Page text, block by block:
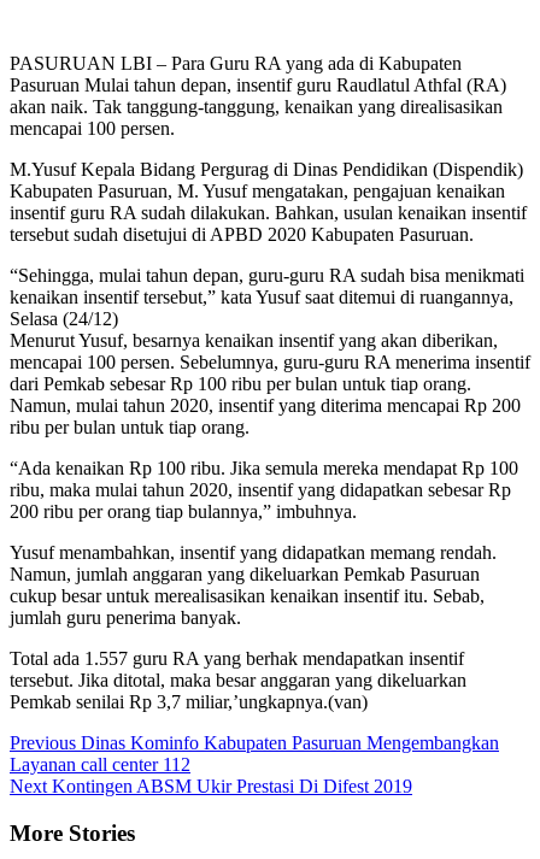
PASURUAN LBI – Para Guru RA yang ada di Kabupaten
Pasuruan Mulai tahun depan, insentif guru Raudlatul Athfal (RA)
akan naik. Tak tanggung-tanggung, kenaikan yang direalisasikan
mencapai 100 persen.
M.Yusuf Kepala Bidang Pergurag di Dinas Pendidikan (Dispendik)
Kabupaten Pasuruan, M. Yusuf mengatakan, pengajuan kenaikan
insentif guru RA sudah dilakukan. Bahkan, usulan kenaikan insentif
tersebut sudah disetujui di APBD 2020 Kabupaten Pasuruan.
“Sehingga, mulai tahun depan, guru-guru RA sudah bisa menikmati
kenaikan insentif tersebut,” kata Yusuf saat ditemui di ruangannya,
Selasa (24/12)
Menurut Yusuf, besarnya kenaikan insentif yang akan diberikan,
mencapai 100 persen. Sebelumnya, guru-guru RA menerima insentif
dari Pemkab sebesar Rp 100 ribu per bulan untuk tiap orang.
Namun, mulai tahun 2020, insentif yang diterima mencapai Rp 200
ribu per bulan untuk tiap orang.
“Ada kenaikan Rp 100 ribu. Jika semula mereka mendapat Rp 100
ribu, maka mulai tahun 2020, insentif yang didapatkan sebesar Rp
200 ribu per orang tiap bulannya,” imbuhnya.
Yusuf menambahkan, insentif yang didapatkan memang rendah.
Namun, jumlah anggaran yang dikeluarkan Pemkab Pasuruan
cukup besar untuk merealisasikan kenaikan insentif itu. Sebab,
jumlah guru penerima banyak.
Total ada 1.557 guru RA yang berhak mendapatkan insentif
tersebut. Jika ditotal, maka besar anggaran yang dikeluarkan
Pemkab senilai Rp 3,7 miliar,’ungkapnya.(van)
Continue
Reading
Previous Dinas Kominfo Kabupaten Pasuruan Mengembangkan
Layanan call center 112
Next Kontingen ABSM Ukir Prestasi Di Difest 2019
More Stories